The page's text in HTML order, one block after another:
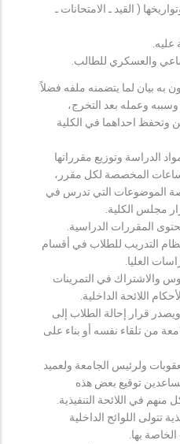
( القيد ـ الامتحانات ـ
عليه.
والعسكري للطالب.
بيان لما يتضمنه ملفه فضلاً
وعمله بعد التخرج،
وتحفظ احداهما في الكلية
الدراسة وتوزيع مقرراتها
المخصصة لكل مقرر،
الموضوعات التي تدرس في
مجلس الكلية.
المقررات الدراسية.
نظام التدريب للطلاب في أقسام
العليا.
والاشتراك في التمرينات
اللائحة الداخلية.
قرار إحالة الطلاب إلى
من تلقاء نفسه أو بناء على
ولرئيس الجامعة ولعميد
توقيع بعض هذه
منهم في اللائحة التنفيذية.
تتولى اللوائح الداخلية
بها.